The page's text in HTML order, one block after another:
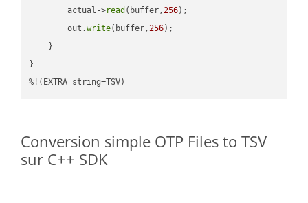
        actual->
read (buffer,256);
        out.
write(buffer,256);
    }
}
%!(EXTRA string=TSV)
Conversion simple OTP Files to TSV
sur C++ SDK